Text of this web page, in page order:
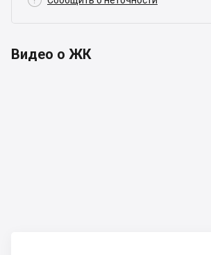
Видео о ЖК